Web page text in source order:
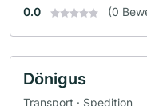
0.0 (0
Dönigus
Transport · Spedition